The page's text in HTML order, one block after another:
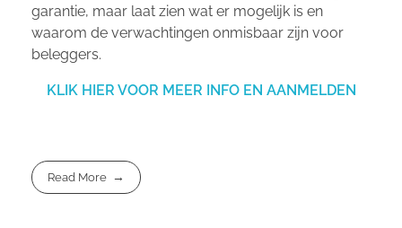
garantie, maar laat zien wat er mogelijk is en
waarom de verwachtingen onmisbaar zijn voor
beleggers.
KLIK HIER VOOR MEER INFO EN AANMELDEN
Read More